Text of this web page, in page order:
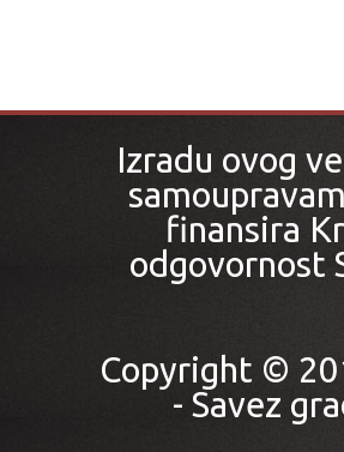
Izradu ovog
finansira
odgovornost
Copyright ©
- Savez